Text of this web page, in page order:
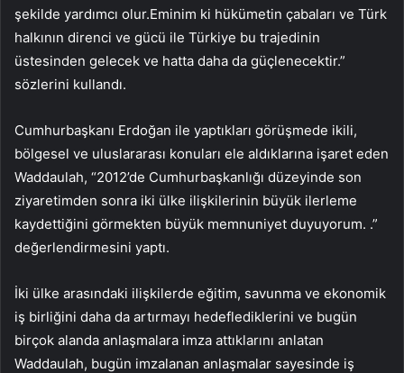
şekilde yardımcı olur.Eminim ki hükümetin çabaları ve Türk
halkının direnci ve gücü ile Türkiye bu trajedinin
üstesinden gelecek ve hatta daha da güçlenecektir.”
sözlerini kullandı.
Cumhurbaşkanı Erdoğan ile yaptıkları görüşmede ikili,
bölgesel ve uluslararası konuları ele aldıklarına işaret eden
Waddaulah, “2012’de Cumhurbaşkanlığı düzeyinde son
ziyaretimden sonra iki ülke ilişkilerinin büyük ilerleme
kaydettiğini görmekten büyük memnuniyet duyuyorum. .”
değerlendirmesini yaptı.
İki ülke arasındaki ilişkilerde eğitim, savunma ve ekonomik
iş birliğini daha da artırmayı hedeflediklerini ve bugün
birçok alanda anlaşmalara imza attıklarını anlatan
Waddaulah, bugün imzalanan anlaşmalar sayesinde iş